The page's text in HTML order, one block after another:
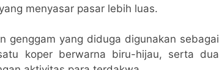
menyasar pasar lebih luas.
genggam yang diduga digunakan sebagai
koper berwarna biru-hijau, serta dua